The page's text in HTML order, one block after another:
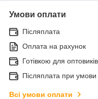
Умови оплати
Післяплата
Оплата на рахунок
Готівкою для
Післяплата при
Всі умови оплати